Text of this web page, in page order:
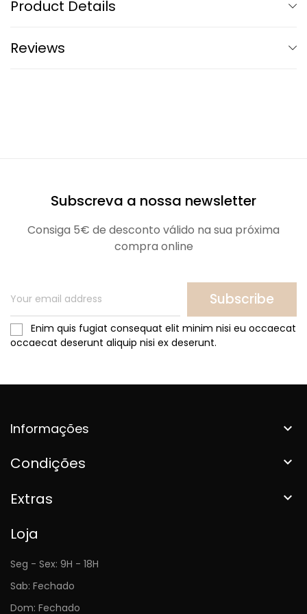
Product Details
Reviews
Subscreva a nossa newsletter
Consiga 5€ de desconto válido na sua próxima
compra online
Subscribe
Enim quis fugiat consequat elit minim nisi eu occaecat
occaecat deserunt aliquip nisi ex deserunt.
Informações 
Condições 
Extras 
Loja
Seg - Sex: 9H - 18H
Sab: Fechado
Dom: Fechado